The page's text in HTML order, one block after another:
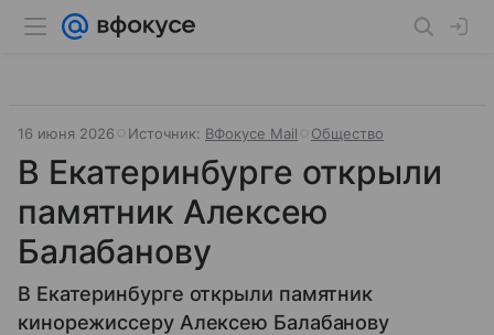
16 июня 2026 Источник: ВФокусе Mail Общество
В Екатеринбурге открыли
памятник Алексею
Балабанову
В Екатеринбурге открыли памятник
кинорежиссеру Алексею Балабанову